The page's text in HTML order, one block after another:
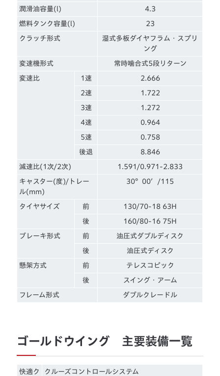
潤滑油容量(l) 4.3
燃料タンク容量(l) 23
クラッチ形式
湿式多板ダイヤフラム・スプリ
ング
変速機形式 常時噛合式5段リターン
変速比 1速 2.666
2速 1.722
3速 1.272
4速 0.964
5速 0.758
後退 8.846
減速比(1次/2次) 1.591/0.971-2.833
キャスター(度)/トレー
ル(mm)
30°00′/115
タイヤサイズ 前 130/70-18 63H
後 160/80-16 75H
ブレーキ形式 前 油圧式ダブルディスク
後 油圧式ディスク
懸架方式 前 テレスコピック
後 スイング・アーム
フレーム形式 ダブルクレードル
ゴールドウイング 主要装備一覧
快適ク
クルーズコントロールシステム